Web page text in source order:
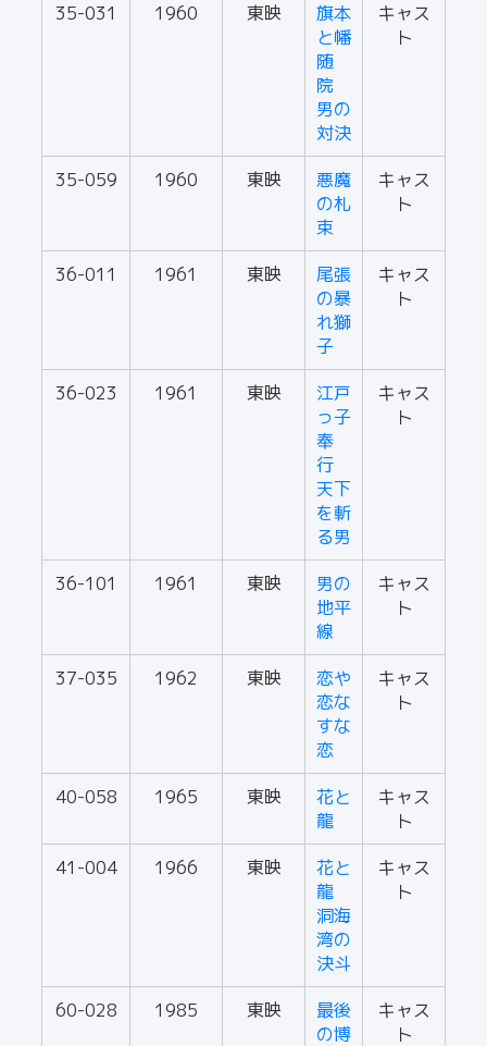
35-031 1960 東映
旗本
と幡
随
院
男の
対決
キャス
ト
35-059 1960 東映
悪魔
の札
束
キャス
ト
36-011 1961 東映
尾張
の暴
れ獅
子
キャス
ト
36-023 1961 東映
江戸
っ子
奉
行
天下
を斬
る男
キャス
ト
36-101 1961 東映
男の
地平
線
キャス
ト
37-035 1962 東映
恋や
恋な
すな
恋
キャス
ト
40-058 1965 東映
花と
龍
キャス
ト
41-004
1966 東映
花と
龍
洞海
湾の
決斗
キャス
ト
60-028 1985 東映
最後
の博
キャス
ト